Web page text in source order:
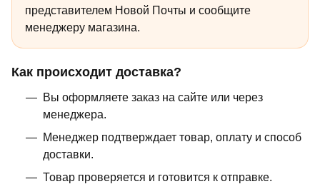
представителем Новой Почты и сообщите
менеджеру магазина.
Как происходит доставка?
Вы оформляете заказ на сайте или через
менеджера.
Менеджер подтверждает товар, оплату и способ
доставки.
Товар проверяется и готовится к отправке.